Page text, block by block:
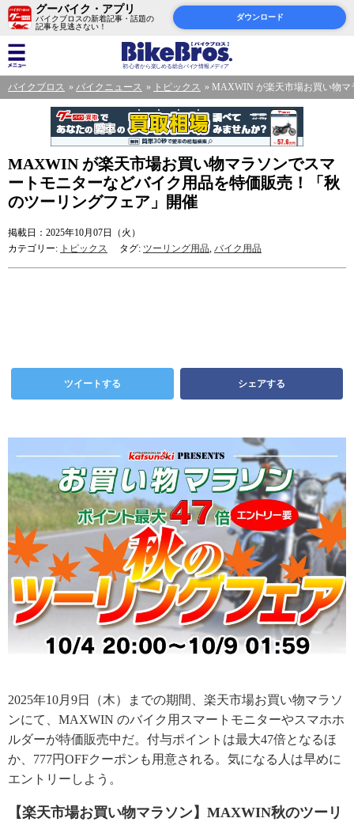
グーバイク・アプリ
バイクブロスの新着記事・話題の
記事を見逃さない！
ダウンロード
バイクブロス バイクニュース トピックス MAXWIN が楽天市場お買い物マ
MAXWIN が楽天市場お買い物マラソンでスマ
ートモニターなどバイク用品を特価販売！「秋
のツーリングフェア」開催
掲載日：2025年10月07日（火）
カテゴリー: トピックス タグ: ツーリング用品, バイク用品
ツイートする シェアする
2025年10月9日（木）までの期間、楽天市場お買い物マラソ
ンにて、MAXWIN のバイク用スマートモニターやスマホホ
ルダーが特価販売中だ。付与ポイントは最大47倍となるほ
か、777円OFFクーポンも用意される。気になる人は早めに
エントリーしよう。
【楽天市場お買い物マラソン】MAXWIN秋のツーリ